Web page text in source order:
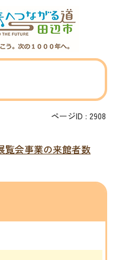
ページID : 2908
覧会事業の来館者数